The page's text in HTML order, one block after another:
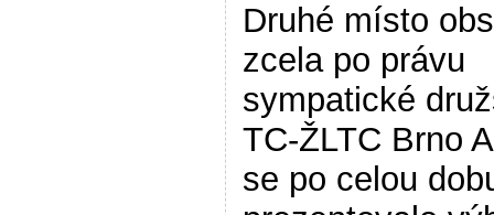
Druhé místo
zcela po právu
sympatické
TC-ŽLTC Brno
se po celou